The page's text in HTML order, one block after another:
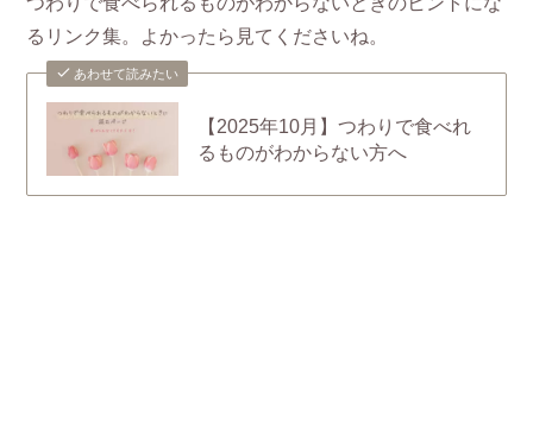
るリンク集。よかったら見てくださいね。
あわせて読みたい
【2025年10月】つわりで食べれ
るものがわからない方へ